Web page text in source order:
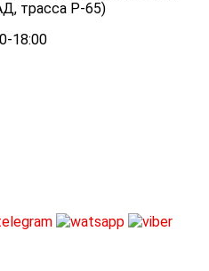
трасса P-65)
18:00